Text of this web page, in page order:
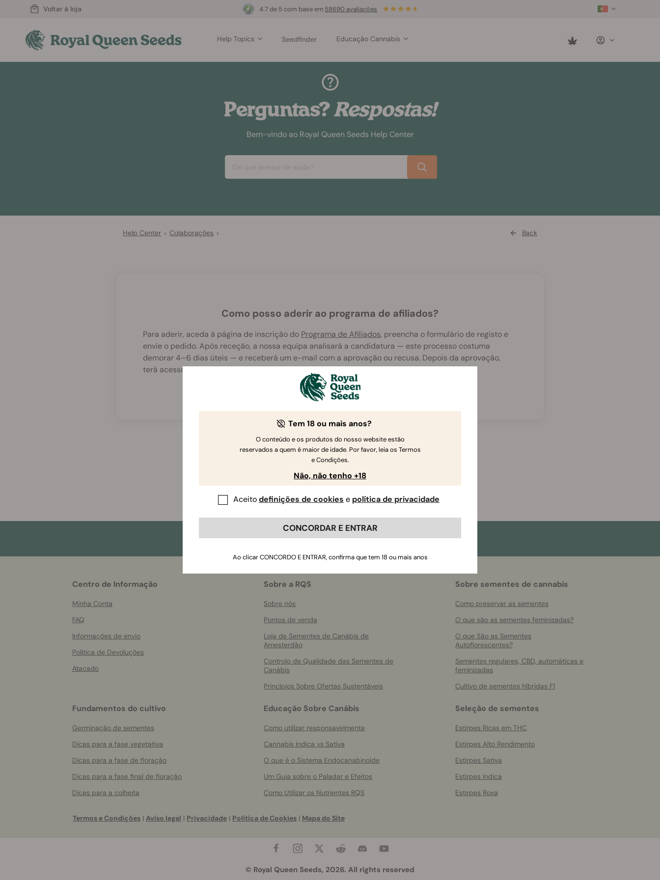
Voltar à loja 4.7 de 5 com base em 58690 avaliações
Help Topics Seedfinder Educação Cannabis
Perguntas? Respostas!
Bem-vindo ao Royal Queen Seeds Help Center
Help Center > Colaborações > Back
Como posso aderir ao programa de afiliados?
Para aderir, aceda à página de inscrição do Programa de Afiliados, preencha o formulário de registo e
envie o pedido. Após receção, a nossa equipa analisará a candidatura — este processo costuma
demorar 4–6 dias úteis — e receberá um e-mail com a aprovação ou recusa. Depois da aprovação,
terá acesso ao seu painel de afiliado com ligações de referência, estatísticas e detalhes.
Se tiver mais perguntas
Centro de Informação
Minha Conta
FAQ
Informações de envio
Política de Devoluções
Atacado
Sobre a RQS
Sobre nós
Pontos de venda
Loja de Sementes de Canábis de
Amesterdão
Controlo de Qualidade das Sementes de
Canábis
Princípios Sobre Ofertas Sustentáveis
Sobre sementes de cannabis
Como preservar as sementes
O que são as sementes feminizadas?
O que São as Sementes
Autoflorescentes?
Sementes regulares, CBD, automáticas e
feminizadas
Cultivo de sementes híbridas F1
Fundamentos do cultivo
Germinação de sementes
Dicas para a fase vegetativa
Dicas para a fase de floração
Dicas para a fase final de floração
Dicas para a colheita
Educação Sobre Canábis
Como utilizar responsavelmente
Cannabis Indica vs Sativa
O que é o Sistema Endocanabinoide
Um Guia sobre o Paladar e Efeitos
Como Utilizar os Nutrientes RQS
Seleção de sementes
Estirpes Ricas em THC
Estirpes Alto Rendimento
Estirpes Sativa
Estirpes Indica
Estirpes Roxa
Termos e Condições | Aviso legal | Privacidade | Política de Cookies | Mapa do Site
© Royal Queen Seeds, 2026. All rights reserved
Tem 18 ou mais anos?
O conteúdo e os produtos do nosso website estão
reservados a quem é maior de idade. Por favor, leia os Termos
e Condições.
Não, não tenho +18
Aceitodefinições de cookies e política de privacidade
CONCORDAR E ENTRAR
Ao clicar CONCORDO E ENTRAR, confirma que tem 18 ou mais anos